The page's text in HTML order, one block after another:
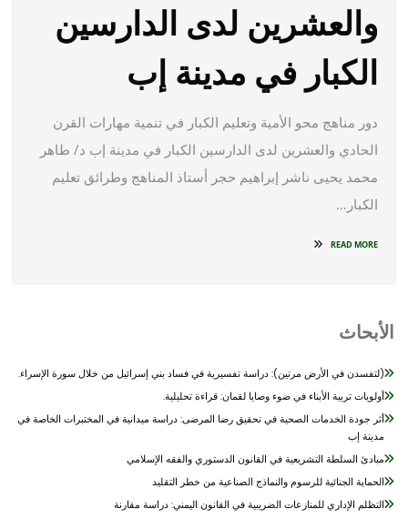
والعشرين لدى الدارسين
الكبار في مدينة إب
دور مناهج محو الأمية وتعليم الكبار في تنمية مهارات القرن
الحادي والعشرين لدى الدارسين الكبار في مدينة إب د/ طاهر
محمد يحيى ناشر إبراهيم حجر أستاذ المناهج وطرائق تعليم
الكبار…
READ MORE
(لتفسدن في الأرض مرتين): دراسة تفسيرية في فساد بني إسرائيل من خلال سورة الإسراء.
أولويات تربية الأبناء في ضوء وصايا لقمان: قراءة تحليلية.
أثر جودة الخدمات الصحية في تحقيق رضا المرضى: دراسة ميدانية في المختبرات الخاصة في
مدينة إب
مبادئ السلطة التشريعية في القانون الدستوري والفقه الإسلامي
الحماية الجنائية للرسوم والنماذج الصناعية من خطر التقليد
التظلم الإداري للمنازعات الضريبية في القانون اليمني: دراسة مقارنة